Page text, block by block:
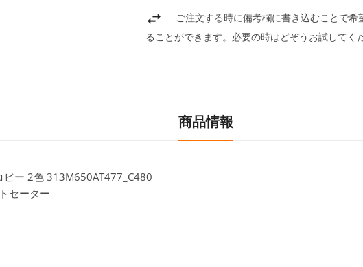
ご注文する時に備考欄に書き込むことで
ることができます。必要の時はどぞうお試してく
商品情報
ー 2色 313M650AT477_C480
セーター